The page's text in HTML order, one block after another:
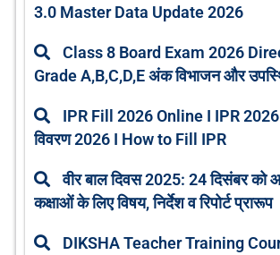
3.0 Master Data Update 2026
Class 8 Board Exam 2026
Grade A,B,C,D,E अंक विभाजन और
IPR Fill 2026 Online I IPR
विवरण 2026 I How to Fill IPR
वीर बाल दिवस 2025: 24 दिसंबर को
कक्षाओं के लिए विषय, निर्देश व रिपोर्ट प्रारूप
DIKSHA Teacher Training